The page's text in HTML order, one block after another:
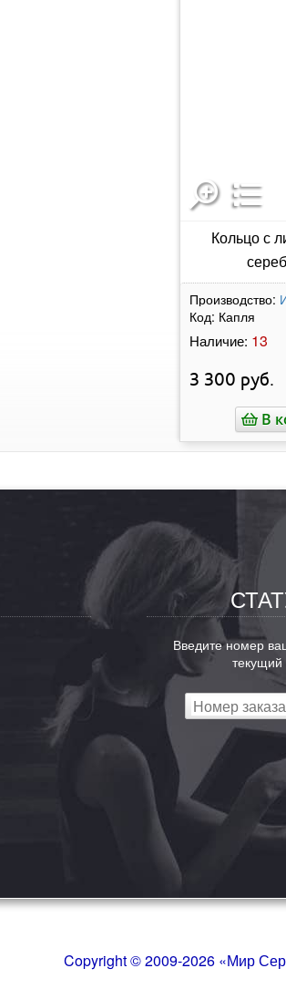
Кольцо с
Производство:
Код: Капля
Наличие: 13
3 300 руб.
В
Введите номер
текущий
Copyright © 2009-2026 «Мир